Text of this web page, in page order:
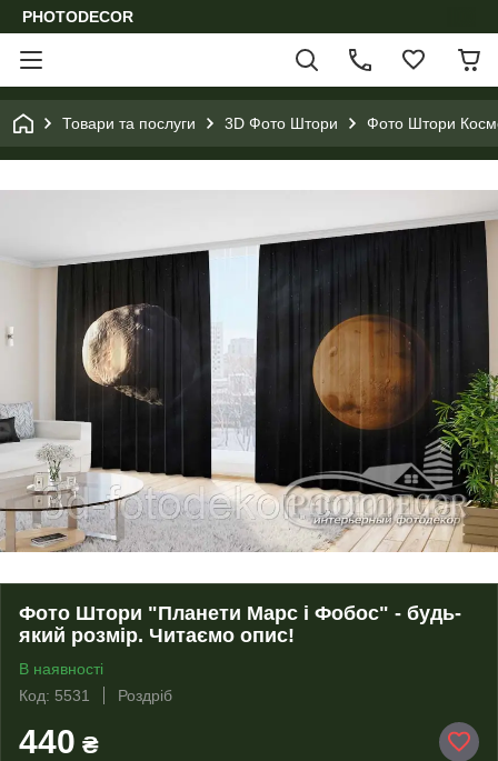
PHOTODECOR
Товари та послуги 3D Фото Штори Фото Штори
Фото Штори "Планети Марс і Фобос" - будь-
який розмір. Читаємо опис!
В наявності
Код: 5531
Роздріб
440 ₴